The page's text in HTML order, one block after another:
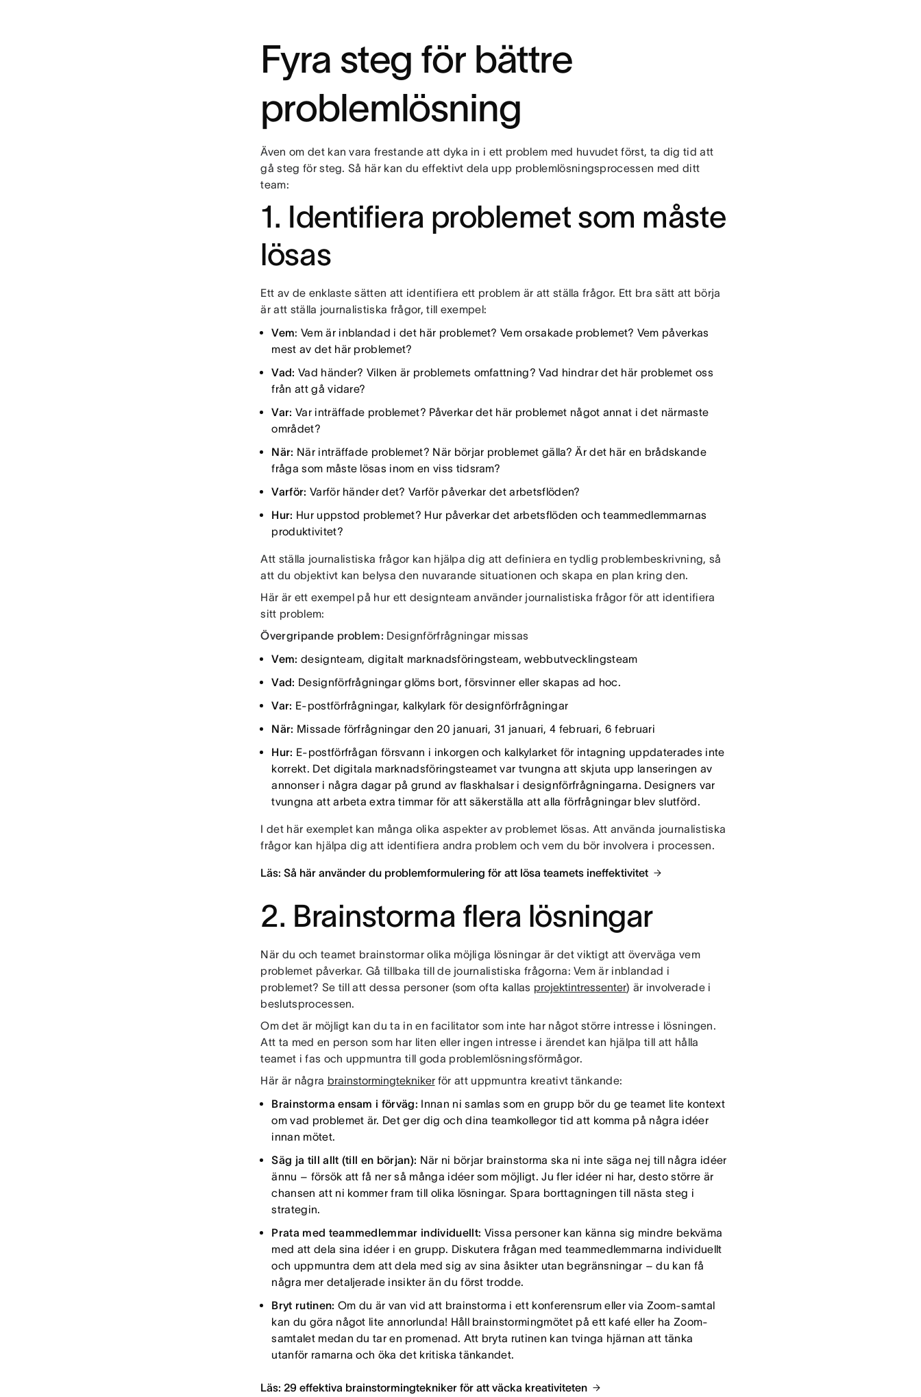
Fyra steg för bättre
problemlösning
Även om det kan vara frestande att dyka in i ett problem med huvudet först, ta dig tid att
gå steg för steg. Så här kan du effektivt dela upp problemlösningsprocessen med ditt
team:
1. Identifiera problemet som måste
lösas
Ett av de enklaste sätten att identifiera ett problem är att ställa frågor. Ett bra sätt att börja
är att ställa journalistiska frågor, till exempel:
Vem: Vem är inblandad i det här problemet? Vem orsakade problemet? Vem påverkas
mest av det här problemet?
Vad: Vad händer? Vilken är problemets omfattning? Vad hindrar det här problemet oss
från att gå vidare?
Var: Var inträffade problemet? Påverkar det här problemet något annat i det närmaste
området?
När: När inträffade problemet? När börjar problemet gälla? Är det här en brådskande
fråga som måste lösas inom en viss tidsram?
Varför: Varför händer det? Varför påverkar det arbetsflöden?
Hur: Hur uppstod problemet? Hur påverkar det arbetsflöden och teammedlemmarnas
produktivitet?
Att ställa journalistiska frågor kan hjälpa dig att definiera en tydlig problembeskrivning, så
att du objektivt kan belysa den nuvarande situationen och skapa en plan kring den.
Här är ett exempel på hur ett designteam använder journalistiska frågor för att identifiera
sitt problem:
Övergripande problem: Designförfrågningar missas
Vem: designteam, digitalt marknadsföringsteam, webbutvecklingsteam
Vad: Designförfrågningar glöms bort, försvinner eller skapas ad hoc.
Var: E-postförfrågningar, kalkylark för designförfrågningar
När: Missade förfrågningar den 20 januari, 31 januari, 4 februari, 6 februari
Hur: E-postförfrågan försvann i inkorgen och kalkylarket för intagning uppdaterades inte
korrekt. Det digitala marknadsföringsteamet var tvungna att skjuta upp lanseringen av
annonser i några dagar på grund av flaskhalsar i designförfrågningarna. Designers var
tvungna att arbeta extra timmar för att säkerställa att alla förfrågningar blev slutförd.
I det här exemplet kan många olika aspekter av problemet lösas. Att använda journalistiska
frågor kan hjälpa dig att identifiera andra problem och vem du bör involvera i processen.
Läs: Så här använder du problemformulering för att lösa teamets ineffektivitet
2. Brainstorma flera lösningar
När du och teamet brainstormar olika möjliga lösningar är det viktigt att överväga vem
problemet påverkar. Gå tillbaka till de journalistiska frågorna: Vem är inblandad i
problemet? Se till att dessa personer (som ofta kallas projektintressenter) är involverade i
beslutsprocessen.
Om det är möjligt kan du ta in en facilitator som inte har något större intresse i lösningen.
Att ta med en person som har liten eller ingen intresse i ärendet kan hjälpa till att hålla
teamet i fas och uppmuntra till goda problemlösningsförmågor.
Här är några brainstormingteknikerför att uppmuntra kreativt tänkande:
Brainstorma ensam i förväg: Innan ni samlas som en grupp bör du ge teamet lite kontext
om vad problemet är. Det ger dig och dina teamkollegor tid att komma på några idéer
innan mötet.
Säg ja till allt (till en början): När ni börjar brainstorma ska ni inte säga nej till några idéer
ännu – försök att få ner så många idéer som möjligt. Ju fler idéer ni har, desto större är
chansen att ni kommer fram till olika lösningar. Spara borttagningen till nästa steg i
strategin.
Prata med teammedlemmar individuellt: Vissa personer kan känna sig mindre bekväma
med att dela sina idéer i en grupp. Diskutera frågan med teammedlemmarna individuellt
och uppmuntra dem att dela med sig av sina åsikter utan begränsningar – du kan få
några mer detaljerade insikter än du först trodde.
Bryt rutinen: Om du är van vid att brainstorma i ett konferensrum eller via Zoom-samtal
kan du göra något lite annorlunda! Håll brainstormingmötet på ett kafé eller ha Zoom-
samtalet medan du tar en promenad. Att bryta rutinen kan tvinga hjärnan att tänka
utanför ramarna och öka det kritiska tänkandet.
Läs: 29 effektiva brainstormingtekniker för att väcka kreativiteten